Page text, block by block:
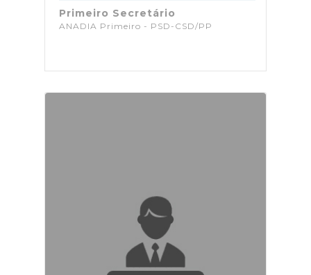
Primeiro Secretário
ANADIA Primeiro - PSD-CSD/PP